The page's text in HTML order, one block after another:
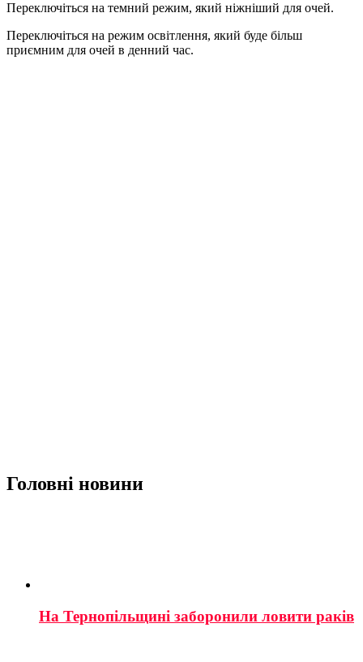
Переключіться на темний режим, який ніжніший для очей.
Переключіться на режим освітлення, який буде більш
приємним для очей в денний час.
Головні новини
На Тернопільщині заборонили ловити раків